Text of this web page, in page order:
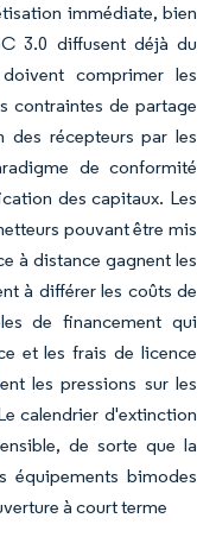
immédiate, bien
3.0 diffusent déjà du
comprimer les
contraintes de partage
récepteurs par les
de conformité
des capitaux. Les
pouvant être mis
à distance gagnent les
à différer les coûts de
de financement qui
et les frais de licence
les pressions sur les
calendrier d'extinction
de sorte que la
équipements bimodes
à court terme